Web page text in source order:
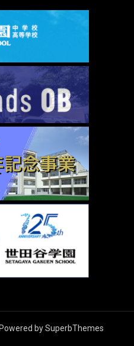
| Powered bySuperbThemes